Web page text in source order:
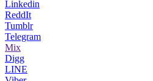
Linkedin
ReddIt
Tumblr
Telegram
Mix
Digg
LINE